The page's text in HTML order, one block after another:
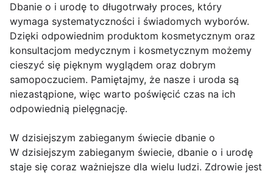
Dbanie o i urodę to długotrwały proces, który
wymaga systematyczności i świadomych wyborów.
Dzięki odpowiednim produktom kosmetycznym oraz
konsultacjom medycznym i kosmetycznym możemy
cieszyć się pięknym wyglądem oraz dobrym
samopoczuciem. Pamiętajmy, że nasze i uroda są
niezastąpione, więc warto poświęcić czas na ich
odpowiednią pielęgnację.
W dzisiejszym zabieganym świecie dbanie o
W dzisiejszym zabieganym świecie, dbanie o i urodę
staje się coraz ważniejsze dla wielu ludzi. Zdrowie jest